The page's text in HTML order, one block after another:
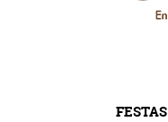
FESTAS